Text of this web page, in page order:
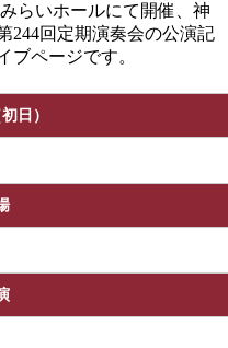
らいホールにて開催、神
244回定期演奏会の公演記
ブページです。
日）